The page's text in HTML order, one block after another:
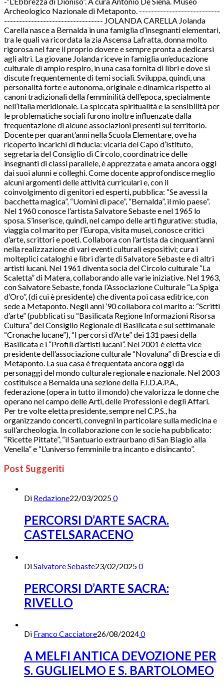
Archeologico Nazionale di Metaponto. ---------------------------
--------------------------------- JOLANDA CARELLA Jolanda
Carella nasce a Bernalda in una famiglia d’insegnanti elementari,
tra le quali va ricordata la zia Ascensa Lafratta, donna molto
rigorosa nel fare il proprio dovere e sempre pronta a dedicarsi
agli altri. La giovane Jolanda riceve in famiglia un’educazione
culturale di ampio respiro, in una casa fornita di libri e dove si
discute frequentemente di temi sociali. Sviluppa, quindi, una
personalità forte e autonoma, originale e dinamica rispetto ai
canoni tradizionali della femminilità dell’epoca, specialmente
nell’Italia meridionale. La spiccata spiritualità e la sensibilità per
le problematiche sociali furono inoltre influenzate dalla
frequentazione di alcune associazioni presenti sul territorio.
Docente per quarant’anni nella Scuola Elementare, ove ha
ricoperto incarichi di fiducia: vicaria del Capo d’istituto,
segretaria del Consiglio di Circolo, coordinatrice delle
insegnanti di classi parallele, è apprezzata e amata ancora oggi
dai suoi alunni e colleghi. Come docente approfondisce meglio
alcuni argomenti delle attività curriculari e, con il
coinvolgimento di genitori ed esperti, pubblica: “Se avessi la
bacchetta magica”, “Uomini di pace”, “Bernalda”, il mio paese”.
Nel 1960 conosce l’artista Salvatore Sebaste e nel 1965 lo
sposa. S’inserisce, quindi, nel campo delle arti figurative: studia,
viaggia col marito per l’Europa, visita musei, conosce critici
d’arte, scrittori e poeti. Collabora con l’artista da cinquant’anni
nella realizzazione di vari eventi culturali espositivi; cura i
molteplici cataloghi e libri d’arte di Salvatore Sebaste e di altri
artisti lucani. Nel 1961 diventa socia del Circolo culturale “La
Scaletta” di Matera, collaborando alle varie iniziative. Nel 1963,
con Salvatore Sebaste, fonda l’Associazione Culturale “La Spiga
d’Oro”, (di cui è presidente) che diventa poi casa editrice, con
sede a Metaponto. Negli anni ’90 collabora col marito a: “Scritti
d’arte” (pubblicati su “Basilicata Regione Informazioni Risorsa
Cultura” del Consiglio Regionale di Basilicata e sul settimanale
“Cronache lucane”), “I percorsi d’Arte” dei 131 paesi della
Basilicata e i “Profili d’artisti lucani”. Nel 2001 è eletta vice
presidente dell’associazione culturale “Novaluna” di Brescia e di
Metaponto. La sua casa è frequentata ancora oggi da
personaggi del mondo culturale regionale e nazionale. Nel 2003
costituisce a Bernalda una sezione della F.I.D.A.P.A.,
federazione (opera in tutto il mondo) che valorizza le donne che
operano nel campo delle Arti, delle Professioni e degli Affari.
Per tre volte eletta presidente, sempre nel C.P.S., ha
organizzando concerti, convegni in particolare sulla medicina e
sull’archeologia. In collaborazione con le socie ha pubblicato:
“Ricette Pittate”, “il Santuario extraurbano di San Biagio alla
Venella” e “L’universo femminile tra incanto e disincanto”.
Post Suggeriti
Di Redazione22/03/20250
PERCORSI D’ARTE SACRA.
CASTELSARACENO
DiSalvatore Sebaste23/02/20250
PERCORSI D’ARTE SACRA:
RIVELLO
Di Franco Cacciatore26/08/20240
A MELFI ANTICA DEVOZIONE PER
S. GUGLIELMO E S. BARTOLOMEO